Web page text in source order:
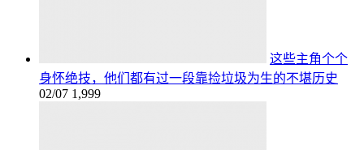
这些主角个个
身怀绝技，他们都有过一段靠捡垃圾为生的不堪历史
02/07 1,999